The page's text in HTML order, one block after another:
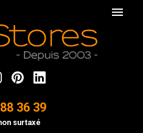
menu
36 39
surtaxé